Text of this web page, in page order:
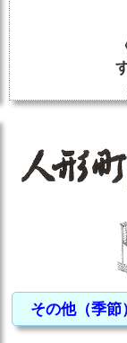
その他（季節